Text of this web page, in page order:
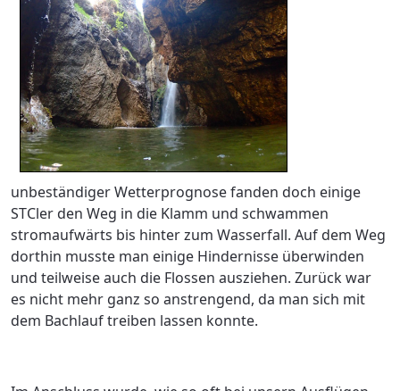
unbeständiger Wetterprognose fanden doch einige
STCler den Weg in die Klamm und schwammen
stromaufwärts bis hinter zum Wasserfall. Auf dem Weg
dorthin musste man einige Hindernisse überwinden
und teilweise auch die Flossen ausziehen. Zurück war
es nicht mehr ganz so anstrengend, da man sich mit
dem Bachlauf treiben lassen konnte.